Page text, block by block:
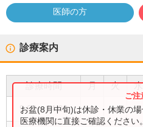
医師の方
診療案内
診療時間 月 火 水
9:00〜 14:00 ● ● ●
お盆(8月中旬)は休診・休業の
医療機関に直接ご確認ください。